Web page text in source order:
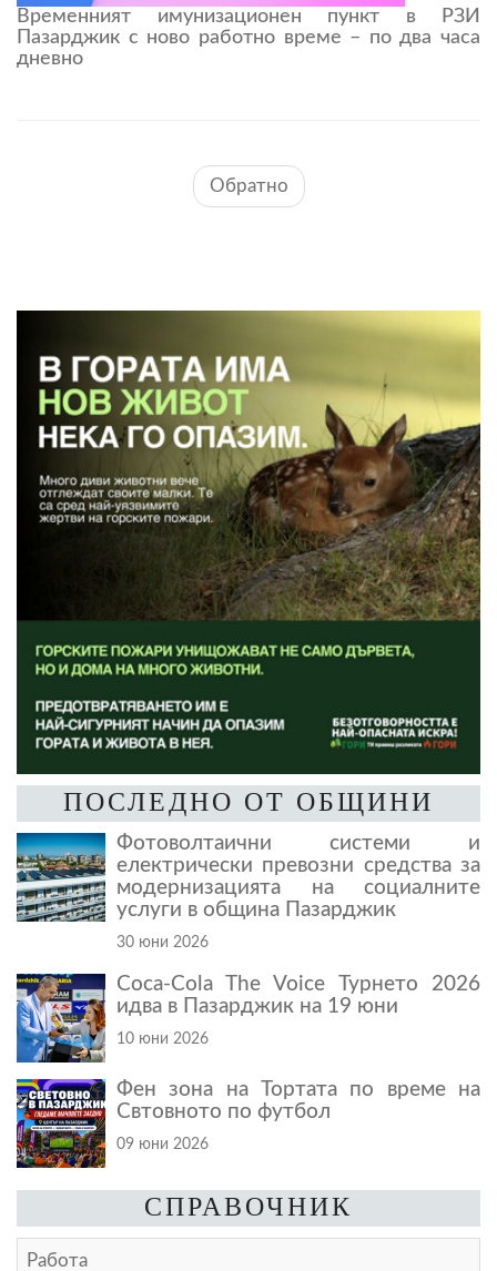
Временният имунизационен пункт в РЗИ
Пазарджик с ново работно време – по два часа
дневно
Обратно
ПОСЛЕДНО ОТ ОБЩИНИ
Фотоволтаични системи и
електрически превозни средства за
модернизацията на социалните
услуги в община Пазарджик
30 юни 2026
Coca-Cola The Voice Турнето 2026
идва в Пазарджик на 19 юни
10 юни 2026
Фен зона на Тортата по време на
Свтовното по футбол
09 юни 2026
СПРАВОЧНИК
Работа